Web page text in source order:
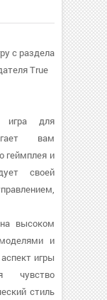
с раздела
True
игра для
вам
геймплея и
своей
высоком
и
игры
чувство
стиль